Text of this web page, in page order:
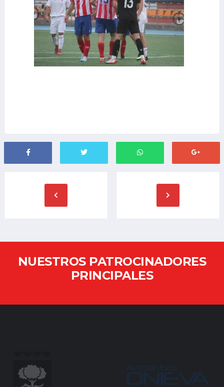
NUESTROS PATROCINADORES
PRINCIPALES